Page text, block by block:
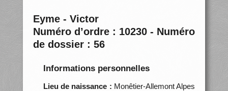
Eyme - Victor
Numéro d’ordre : 10230 - Numéro
de dossier : 56
Informations personnelles
Lieu de naissance : Monêtier-Allemont Alpes